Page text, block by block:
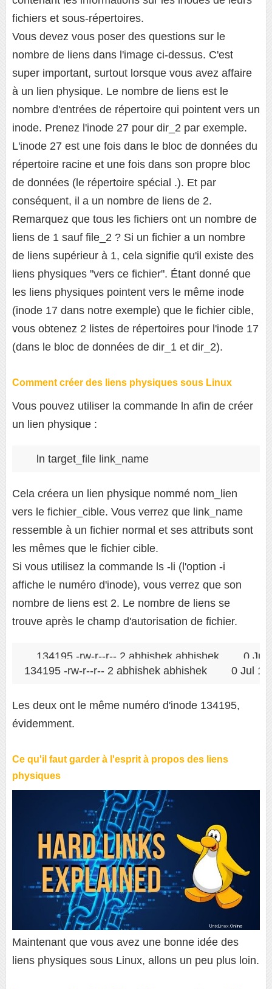
fichiers et sous-répertoires.
Vous devez vous poser des questions sur le
nombre de liens dans l'image ci-dessus. C'est
super important, surtout lorsque vous avez affaire
à un lien physique. Le nombre de liens est le
nombre d'entrées de répertoire qui pointent vers un
inode. Prenez l'inode 27 pour dir_2 par exemple.
L'inode 27 est une fois dans le bloc de données du
répertoire racine et une fois dans son propre bloc
de données (le répertoire spécial .). Et par
conséquent, il a un nombre de liens de 2.
Remarquez que tous les fichiers ont un nombre de
liens de 1 sauf file_2 ? Si un fichier a un nombre
de liens supérieur à 1, cela signifie qu'il existe des
liens physiques "vers ce fichier". Étant donné que
les liens physiques pointent vers le même inode
(inode 17 dans notre exemple) que le fichier cible,
vous obtenez 2 listes de répertoires pour l'inode 17
(dans le bloc de données de dir_1 et dir_2).
Comment créer des liens physiques sous Linux
Vous pouvez utiliser la commande ln afin de créer
un lien physique :
ln target_file link_name
Cela créera un lien physique nommé nom_lien
vers le fichier_cible. Vous verrez que link_name
ressemble à un fichier normal et ses attributs sont
les mêmes que le fichier cible.
Si vous utilisez la commande ls -li (l'option -i
affiche le numéro d'inode), vous verrez que son
nombre de liens est 2. Le nombre de liens se
trouve après le champ d'autorisation de fichier.
134195 -rw-r--r-- 2 abhishek abhishek        0 Jul
134195 -rw-r--r-- 2 abhishek abhishek        0 Jul
Les deux ont le même numéro d'inode 134195,
évidemment.
Ce qu'il faut garder à l'esprit à propos des liens
physiques
Maintenant que vous avez une bonne idée des
liens physiques sous Linux, allons un peu plus loin.